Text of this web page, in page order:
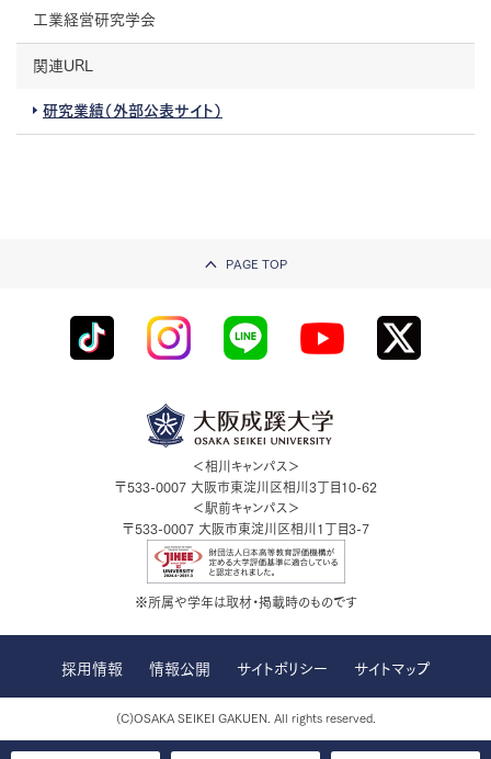
工業経営研究学会
関連URL
研究業績（外部公表サイト）
PAGE TOP
＜相川キャンパス＞
〒533-0007 大阪市東淀川区相川3丁目10-62
＜駅前キャンパス＞
〒533-0007 大阪市東淀川区相川1丁目3-7
※所属や学年は取材・掲載時のものです
採用情報 情報公開 サイトポリシー サイトマップ
(C)OSAKA SEIKEI GAKUEN. All rights reserved.